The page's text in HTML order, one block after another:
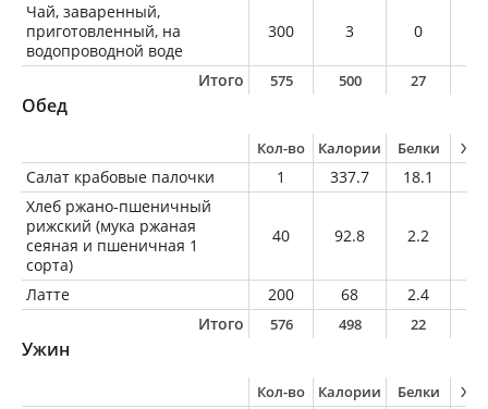
Чай, заваренный,
приготовленный, на
водопроводной воде
300 3 0
Итого 575 500 27
Обед
Кол-во Калории Белки
Салат крабовые палочки 1 337.7 18.1
Хлеб ржано-пшеничный
рижский (мука ржаная
сеяная и пшеничная 1
сорта)
40 92.8 2.2
Латте 200 68 2.4
Итого
576 498 22
Ужин
Кол-во Калории Белки